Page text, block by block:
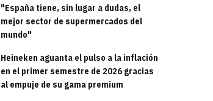
"España tiene, sin lugar a dudas, el
mejor sector de supermercados del
mundo"
Heineken aguanta el pulso a la inflación
en el primer semestre de 2026 gracias
al empuje de su gama premium